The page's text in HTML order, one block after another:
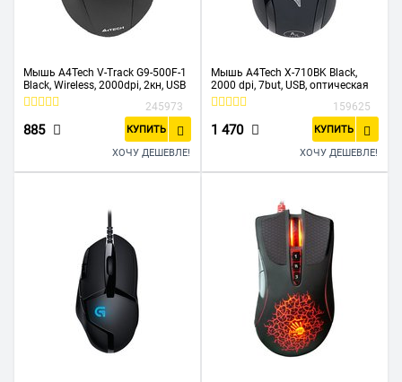
Мышь A4Tech V-Track G9-500F-1
Black, Wireless, 2000dpi, 2кн, USB
245973
885 КУПИТЬ
ХОЧУ ДЕШЕВЛЕ!
Мышь A4Tech X-710BK Black,
2000 dpi, 7but, USB, оптическая
159625
1 470 КУПИТЬ
ХОЧУ ДЕШЕВЛЕ!